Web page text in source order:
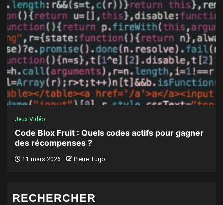
Jeux Vidéo
Code Blox Fruit : Quels codes actifs pour gagner
des récompenses ?
11 mars 2026 Pierre Turjo
RECHERCHER